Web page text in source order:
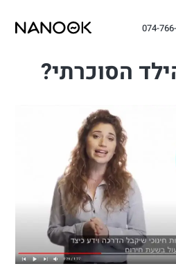
074-
הסוכרתי?